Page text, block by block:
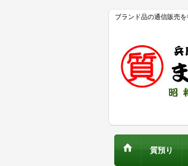
ブランド品の通信販売
質預り